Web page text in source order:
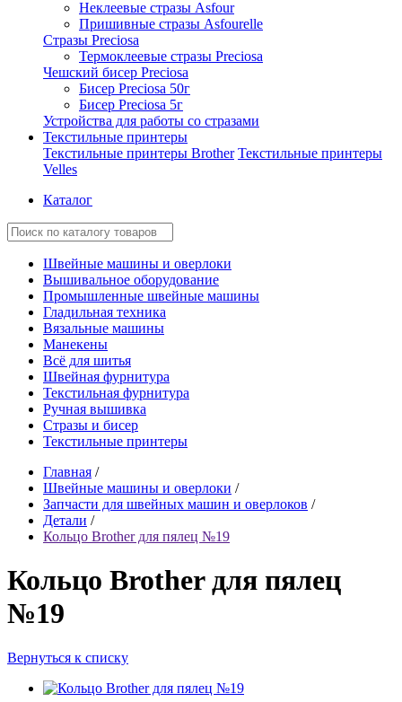
Неклеевые стразы Asfour
Пришивные стразы Asfourelle
Стразы Preciosa
Термоклеевые стразы Preciosa
Чешский бисер Preciosa
Бисер Preciosa 50г
Бисер Preciosa 5г
Устройства для работы со стразами
Текстильные принтеры
Текстильные принтеры Brother Текстильные принтеры
Velles
Каталог
Швейные машины и оверлоки
Вышивальное оборудование
Промышленные швейные машины
Гладильная техника
Вязальные машины
Манекены
Всё для шитья
Швейная фурнитура
Текстильная фурнитура
Ручная вышивка
Стразы и бисер
Текстильные принтеры
Главная /
Швейные машины и оверлоки /
Запчасти для швейных машин и оверлоков /
Детали /
Кольцо Brother для пялец №19
Кольцо Brother для пялец
№19
Вернуться к списку